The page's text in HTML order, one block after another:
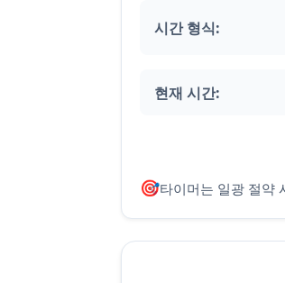
시간 형식:
현재 시간:
🎯타이머는 일광 절약